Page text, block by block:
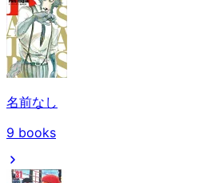
名前なし
9 books